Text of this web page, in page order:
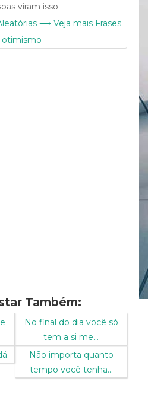
viram isso
⟶ Veja mais Frases
otimismo
Também:
No final do dia você só
tem a si me...
Não importa quanto
tempo você tenha...